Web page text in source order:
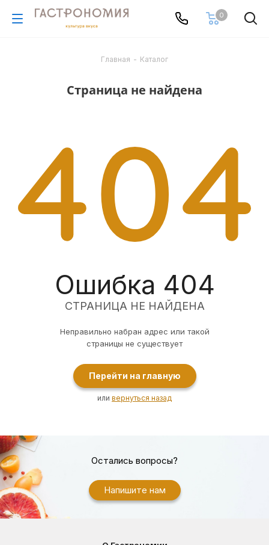
0
Главная - Каталог
Страница не найдена
Ошибка 404
СТРАНИЦА НЕ НАЙДЕНА
Неправильно набран адрес или такой
страницы не существует
Перейти на главную
или вернуться назад
Остались вопросы?
Напишите нам